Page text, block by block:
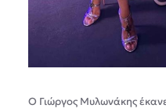
Ο Γιώργος Μυλωνάκης